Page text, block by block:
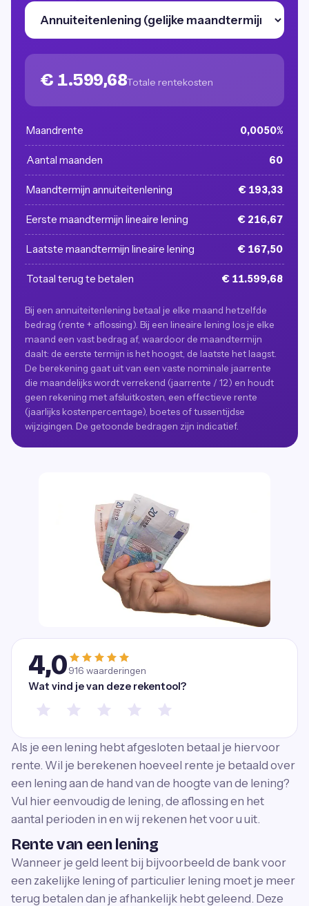
€ 1.599,68Totale rentekosten
Maandrente 0,0050%
Aantal maanden 60
Maandtermijn annuiteitenlening € 193,33
Eerste maandtermijn lineaire lening € 216,67
Laatste maandtermijn lineaire lening € 167,50
Totaal terug te betalen € 11.599,68
Bij een annuiteitenlening betaal je elke maand hetzelfde
bedrag (rente + aflossing). Bij een lineaire lening los je elke
maand een vast bedrag af, waardoor de maandtermijn
daalt: de eerste termijn is het hoogst, de laatste het laagst.
De berekening gaat uit van een vaste nominale jaarrente
die maandelijks wordt verrekend (jaarrente / 12) en houdt
geen rekening met afsluitkosten, een effectieve rente
(jaarlijks kostenpercentage), boetes of tussentijdse
wijzigingen. De getoonde bedragen zijn indicatief.
4,0916 waarderingen
Wat vind je van deze rekentool?
Als je een lening hebt afgesloten betaal je hiervoor
rente. Wil je berekenen hoeveel rente je betaald over
een lening aan de hand van de hoogte van de lening?
Vul hier eenvoudig de lening, de aflossing en het
aantal perioden in en wij rekenen het voor u uit.
Rente van een lening
Wanneer je geld leent bij bijvoorbeeld de bank voor
een zakelijke lening of particulier lening moet je meer
terug betalen dan je afhankelijk hebt geleend. Deze